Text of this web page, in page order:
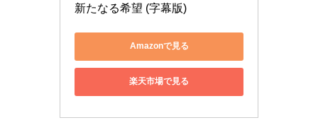
新たなる希望 (字幕版)
Amazonで見る
楽天市場で見る